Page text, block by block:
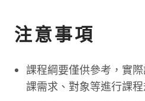
注意事項
課程綱要僅供參考，實
課需求、對象等進行課程